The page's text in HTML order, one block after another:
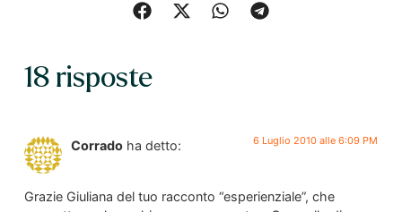
18 risposte
Corrado ha detto: 6 Luglio 2010 alle 6:09 PM
Grazie Giuliana del tuo racconto “esperienziale”, che